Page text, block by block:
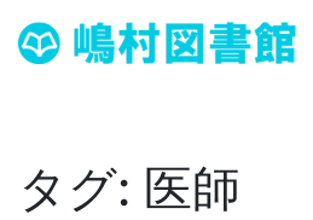
タグ: 医師